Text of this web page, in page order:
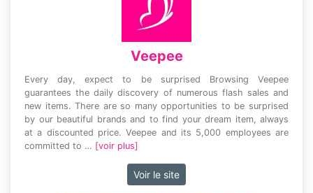
Veepee
Every day, expect to be surprised Browsing Veepee
guarantees the daily discovery of numerous flash sales and
new items. There are so many opportunities to be surprised
by our beautiful brands and to find your dream item, always
at a discounted price. Veepee and its 5,000 employees are
committed to … [voir plus]
Voir le site